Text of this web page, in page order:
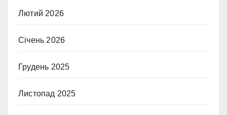
Лютий 2026
Січень 2026
Грудень 2025
Листопад 2025